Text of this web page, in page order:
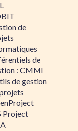
de
de
: CMMI
de gestion
Project